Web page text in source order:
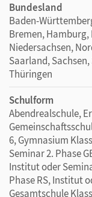
Bundesland
Baden-
Bremen,
Niedersachsen,
Saarland,
Thüringen
Schulform
Abendrealschule,
6, Gymnasium
Seminar 2. Phase
Institut oder
Phase RS, Institut
Gesamtschule